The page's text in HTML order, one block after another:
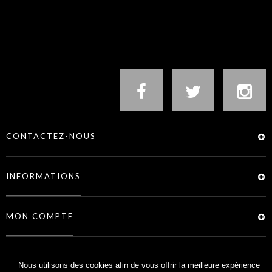
Nous utilisons des cookies afin de vous offrir la meilleure expérience
CONTACTEZ-NOUS
INFORMATIONS
MON COMPTE